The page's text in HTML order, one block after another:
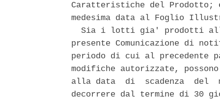
Caratteristiche del
medesima data al Foglio
Sia i lotti gia' prodotti
presente Comunicazione di
periodo di cui al precedente
modifiche autorizzate,
alla data  di  scadenza  del
decorrere dal termine di 30